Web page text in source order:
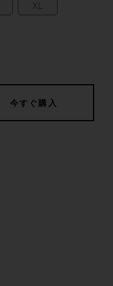
XL